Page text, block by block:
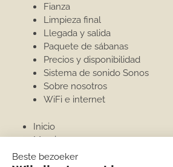
Fianza
Limpieza final
Llegada y salida
Paquete de sábanas
Precios y disponibilidad
Sistema de sonido Sonos
Sobre nosotros
WiFi e internet
Inicio
Moraira
Invernar en Moraira